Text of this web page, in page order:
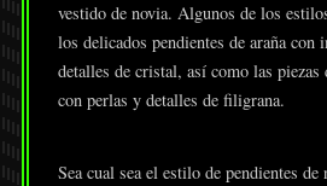
vestido de novia. Algunos de los
los delicados pendientes de araña con
detalles de cristal, así como las
con perlas y detalles de filigrana.
Sea cual sea el estilo de pendientes